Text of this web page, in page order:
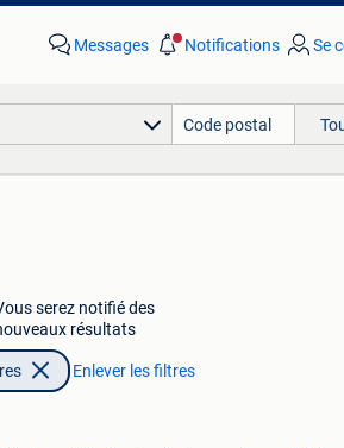
Messages Notifications Se
serez notifié des
résultats
Enlever les filtres